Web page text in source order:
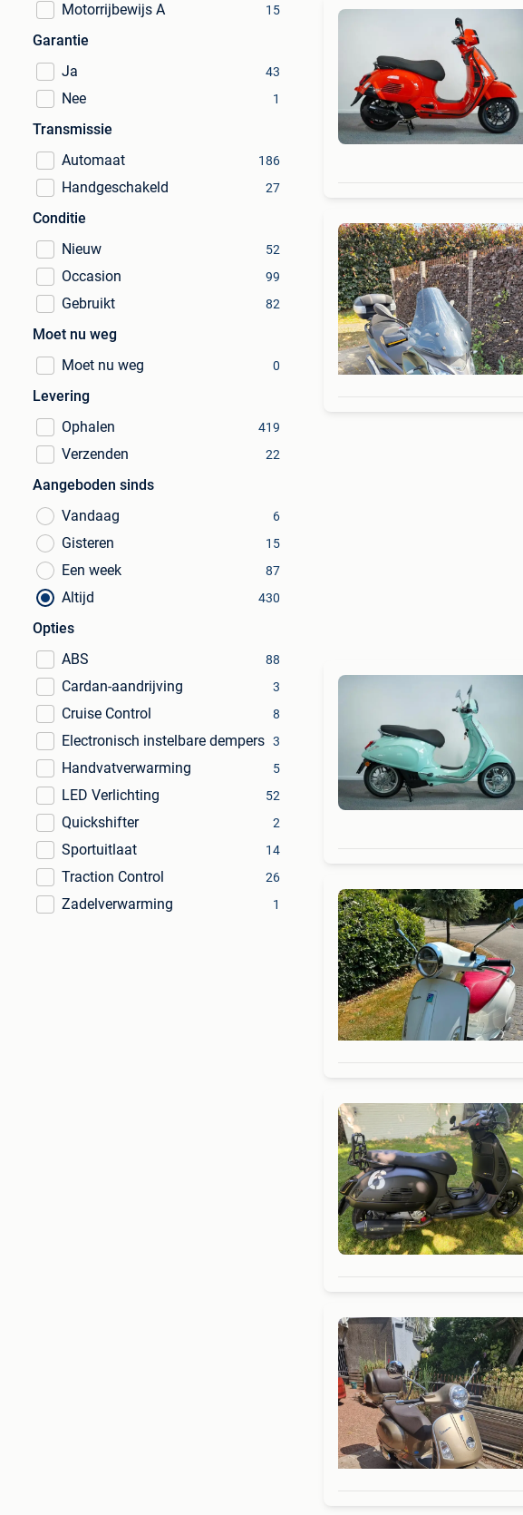
Motorrijbewijs A 15
Garantie
Ja
43
Nee 1
Transmissie
Automaat
186
Handgeschakeld 27
Conditie
Nieuw
52
Occasion 99
Gebruikt 82
Moet nu weg
Moet nu weg
0
Levering
Ophalen
419
Verzenden 22
Aangeboden sinds
Vandaag
6
Gisteren 15
Een week 87
Altijd 430
Opties
ABS
88
Cardan-aandrijving 3
Cruise Control 8
Electronisch instelbare dempers 3
Handvatverwarming 5
LED Verlichting 52
Quickshifter 2
Sportuitlaat 14
Traction Control 26
Zadelverwarming 1